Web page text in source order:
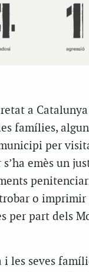
a
famílies,
per
emès un
o imprimir
per part dels
les seves